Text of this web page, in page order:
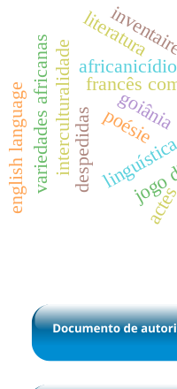
francês
interculturalidade
variedades africanas africanicídio
goiânia
despedidaspoésie
english language
literatura
actes